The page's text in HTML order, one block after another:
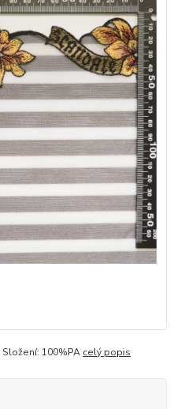
Složení: 100%PA celý popis